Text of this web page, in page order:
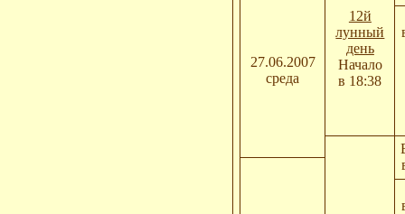
12й
лунный
день
Начало
в 18:38
27.06.2007
среда